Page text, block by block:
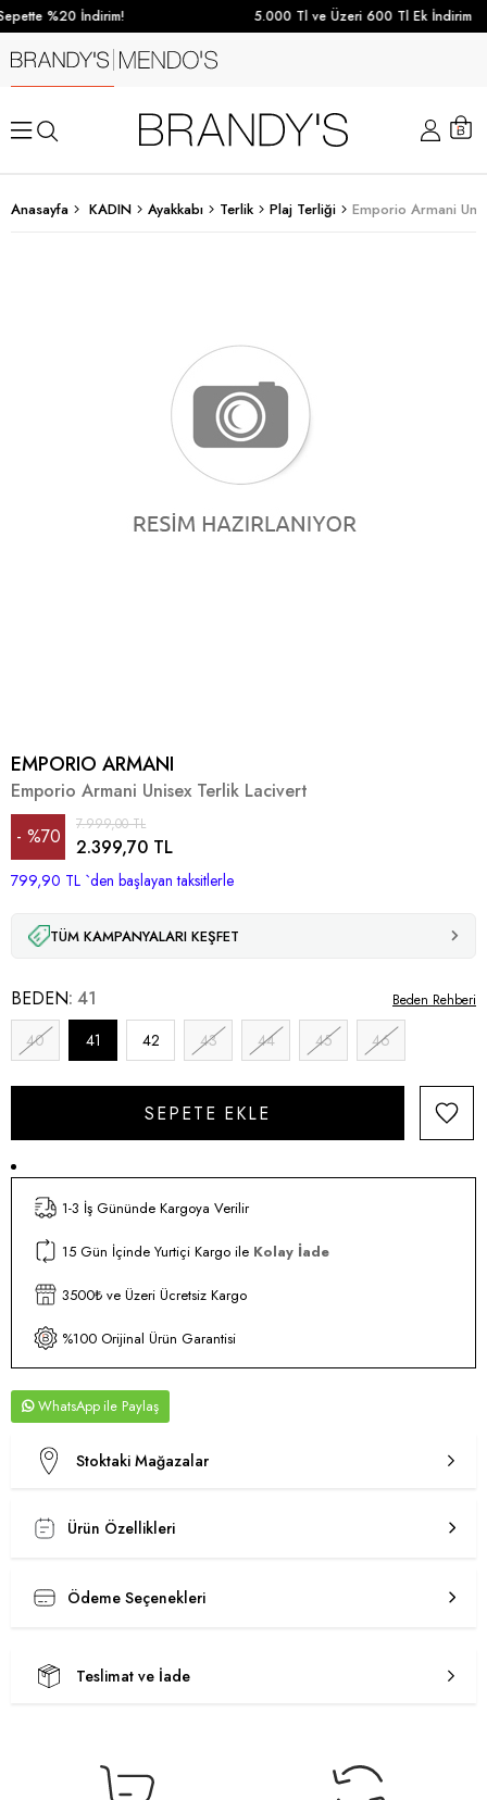
%20 İndirim! 5.000 Tl ve Üzeri 600 Tl Ek İndirim
Anasayfa KADIN Ayakkabı Terlik Plaj Terliği Emporio Armani
EMPORIO ARMANI
Emporio Armani Unisex Terlik Lacivert
%70
İndirim
7.999,00 TL
2.399,70 TL
799,90 TL `den başlayan taksitlerle
TÜM KAMPANYALARI KEŞFET
BEDEN 41
40 41 42 43 44 45 46
Beden Rehberi
1-3 İş Gününde Kargoya Verilir
15 Gün İçinde Yurtiçi Kargo ile Kolay İade
3500₺ ve Üzeri Ücretsiz Kargo
%100 Orijinal Ürün Garantisi
WhatsApp
Stoktaki Mağazalar
Ürün Özellikleri
Ödeme Seçenekleri
Teslimat ve İade